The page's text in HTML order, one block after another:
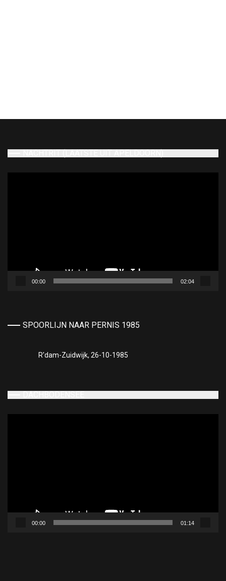
00:00 02:04
SPOORLIJN NAAR PERNIS 1985
R'dam-Zuidwijk, 26-10-1985
00:00 01:14